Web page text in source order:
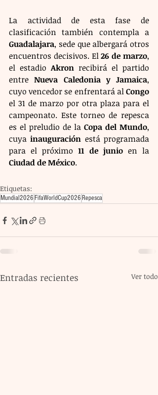
La actividad de esta fase de
Guadalajara, sede que albergará otros
encuentros decisivos. El 26 de marzo,
el estadio Akron recibirá el partido
entre Nueva Caledonia y Jamaica,
cuyo vencedor se enfrentará al Congo
el 31 de marzo por otra plaza para el
campeonato. Este torneo de repesca
es el preludio de la Copa del Mundo,
cuya inauguración está programada
para el próximo 11 de junio
Ciudad de México.
Etiquetas:
Mundial2026FifaWorldCup2026Repesca
Entradas recientes Ver todo